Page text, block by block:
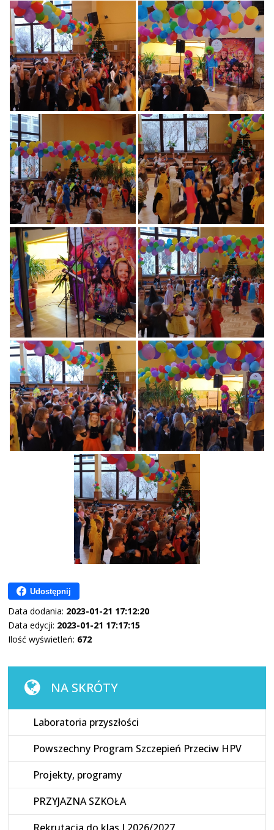
Udostępnij
Data dodania: 2023-01-21 17:12:20
Data edycji: 2023-01-21 17:17:15
Ilość wyświetleń: 672
NA SKRÓTY
Laboratoria przyszłości
Powszechny Program Szczepień Przeciw HPV
Projekty, programy
PRZYJAZNA SZKOŁA